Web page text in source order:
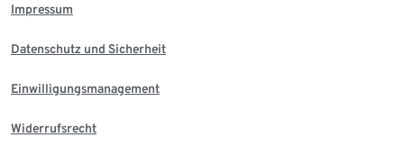
Impressum
Datenschutz und Sicherheit
Einwilligungsmanagement
Widerrufsrecht